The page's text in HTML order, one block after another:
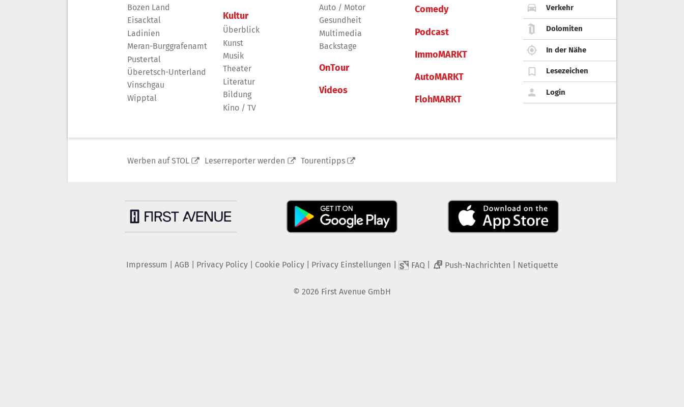
Bozen Land
Eisacktal
Ladinien
Meran-Burggrafenamt
Pustertal
Überetsch-Unterland
Vinschgau
Wipptal
Kultur
Überblick
Kunst
Musik
Theater
Literatur
Bildung
Kino / TV
Auto / Motor
Gesundheit
Multimedia
Backstage
OnTour
Videos
Comedy
Podcast
ImmoMARKT
AutoMARKT
FlohMARKT
Verkehr
Dolomiten
In der Nähe
Lesezeichen
Login
Werben auf STOL Leserreporter werden Tourentipps
Impressum AGB Privacy Policy| Cookie Policy| Privacy Einstellungen FAQ 2 Push-Nachrichten Netiquette
© 2026 First Avenue GmbH